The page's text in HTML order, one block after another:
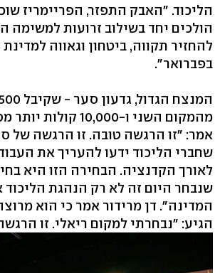
הליכוד. "האבק התפזר, הפריימריז
הולכים יחד בשילוב זרועות למשימה
בפברואר".
מהמקום השני ו-10,000
אמר: "זו הרגשה טובה. זו הרגשה של
שחברי הליכוד ידעו להעריך את
לאורך הקדנציה. הבחירה הזו היא
שנבחר היום זה לא רק הנהגת
המדינה". דן מרידור אמר כי הוא
הגיע: "נבחרתי למקום ריאלי. זו